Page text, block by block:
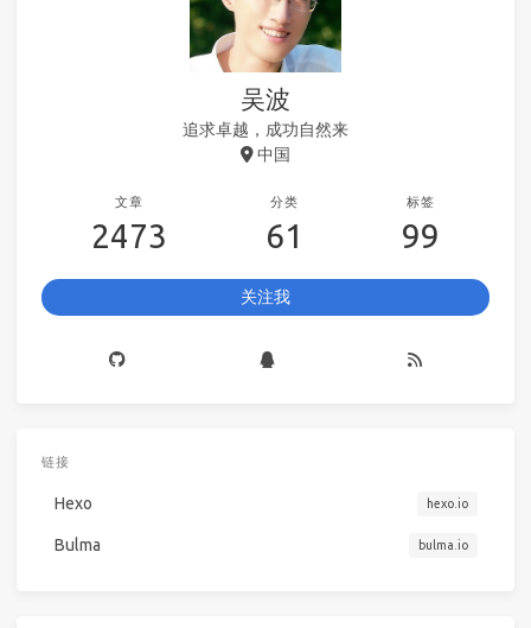
吴波
追求卓越，成功自然来
中国
文章
2473
分类
61
标签
99
关注我
链接
Hexo hexo.io
Bulma bulma.io